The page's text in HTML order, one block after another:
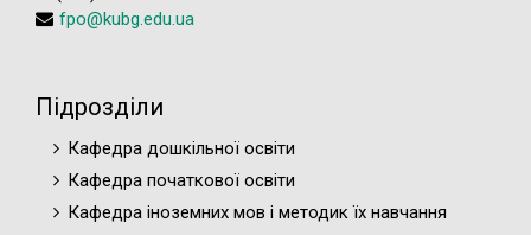
fpo@kubg.edu.ua
Підрозділи
Кафедра дошкільної освіти
Кафедра початкової освіти
Кафедра іноземних мов і методик їх навчання